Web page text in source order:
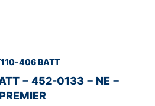
406 BATT
− 452-0133 − NE −
PREMIER